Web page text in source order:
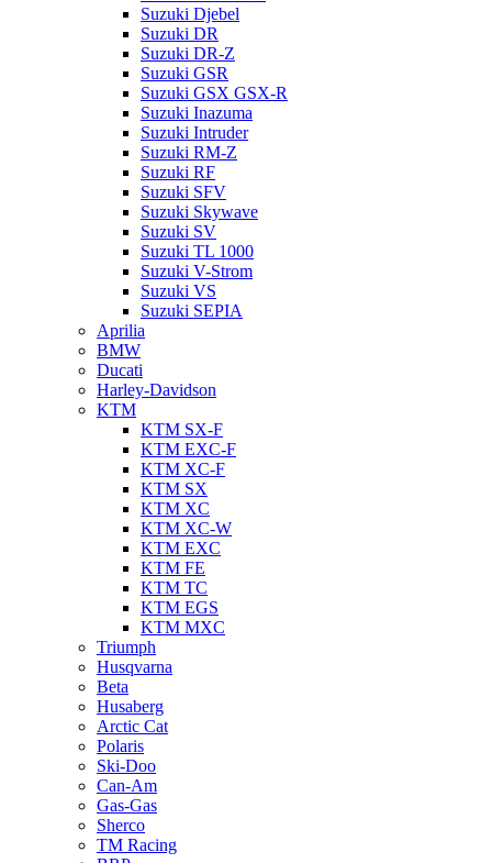
Suzuki Djebel
Suzuki DR
Suzuki DR-Z
Suzuki GSR
Suzuki GSX GSX-R
Suzuki Inazuma
Suzuki Intruder
Suzuki RM-Z
Suzuki RF
Suzuki SFV
Suzuki Skywave
Suzuki SV
Suzuki TL 1000
Suzuki V-Strom
Suzuki VS
Suzuki SEPIA
Aprilia
BMW
Ducati
Harley-Davidson
KTM
KTM SX-F
KTM EXC-F
KTM XC-F
KTM SX
KTM XC
KTM XC-W
KTM EXC
KTM FE
KTM TC
KTM EGS
KTM MXC
Triumph
Husqvarna
Beta
Husaberg
Arctic Cat
Polaris
Ski-Doo
Can-Am
Gas-Gas
Sherco
TM Racing